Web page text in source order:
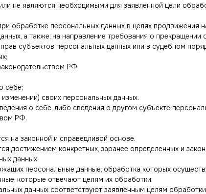
не являются необходимыми для заявленной цели
обработке персональных данных в целях продвижения
а также, на направление требования о прекращении
субъектов персональных данных или в судебном
РФ.
себе;
своих персональных данных.
о себе, либо сведения о другом субъекте
РФ.
на законной и справедливой основе.
достижением конкретных, заранее определенных и
данных.
персональные данные, обработка которых
которые отвечают целям их обработки.
данных соответствуют заявленным целям